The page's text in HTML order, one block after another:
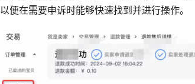
以便在需要申诉时能够快速找到并进行操作。